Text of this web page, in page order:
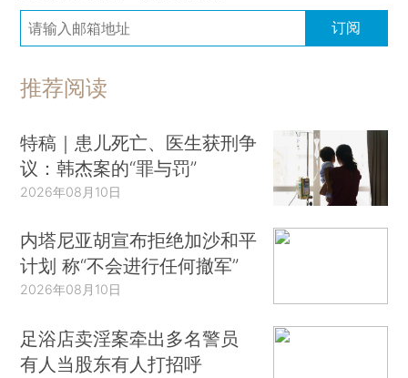
订阅
推荐阅读
特稿｜患儿死亡、医生获刑争
议：韩杰案的“罪与罚”
2026年08月10日
内塔尼亚胡宣布拒绝加沙和平
计划 称“不会进行任何撤军”
2026年08月10日
足浴店卖淫案牵出多名警员
有人当股东有人打招呼